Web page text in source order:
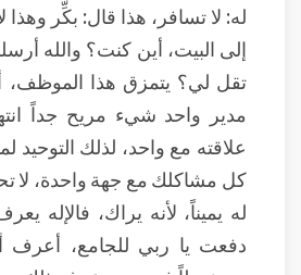
له: لا تسافر، هذا قال: بكِّر وهذا
إلى البيت، أين كنت؟ والله
تقل لي؟ يتمزق هذا الموظف،
مدير واحد شيء مريح جداً
علاقته مع واحد، لذلك التوحيد
كل مشاكلك مع جهة واحدة، لا
له يميناً، لأنه يراك، فالإله
دفعت يا ربي للجامع،